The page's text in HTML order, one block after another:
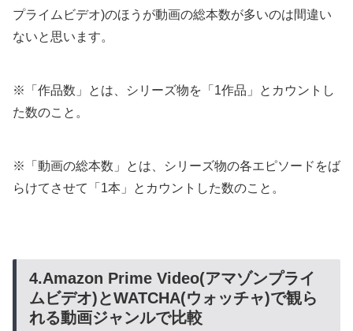
プライムビデオ)のほうが動画の総本数が多いのは間違い
ないと思います。
※「作品数」とは、シリーズ物を「1作品」とカウントし
た数のこと。
※「動画の総本数」とは、シリーズ物の各エピソードをば
らけてさせて「1本」とカウントした数のこと。
4.Amazon Prime Video(アマゾンプライ
ムビデオ)とWATCHA(ウォッチャ)で観ら
れる動画ジャンルで比較